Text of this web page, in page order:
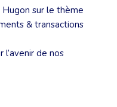
sur le thème
& transactions
de nos